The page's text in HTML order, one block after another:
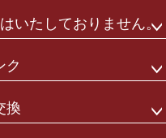
いたしておりません。
ク
換